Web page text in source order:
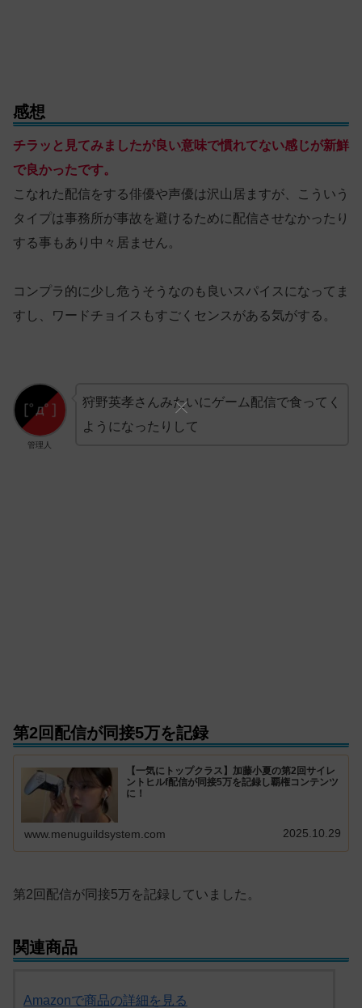
感想
チラッと見てみましたが良い意味で慣れてない感じが新鮮
で良かったです。
こなれた配信をする俳優や声優は沢山居ますが、こういう
タイプは事務所が事故を避けるために配信させなかったり
する事もあり中々居ません。
コンプラ的に少し危うそうなのも良いスパイスになってま
すし、ワードチョイスもすごくセンスがある気がする。
管理人
狩野英孝さんみたいにゲーム配信で食ってく
ようになったりして
第2回配信が同接5万を記録
【一気にトップクラス】加藤小夏の第2回サイレ
ントヒルf配信が同接5万を記録し覇権コンテンツ
に！
www.menuguildsystem.com 2025.10.29
第2回配信が同接5万を記録していました。
関連商品
Amazonで商品の詳細を見る